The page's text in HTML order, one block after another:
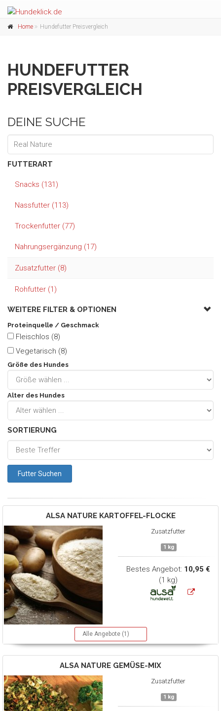
Home Hundefutter Preisvergleich
HUNDEFUTTER
PREISVERGLEICH
DEINE SUCHE
FUTTERART
Snacks (131)
Nassfutter (113)
Trockenfutter (77)
Nahrungsergänzung (17)
Zusatzfutter (8)
Rohfutter (1)
WEITERE FILTER & OPTIONEN
Proteinquelle / Geschmack
Fleischlos (8)
Vegetarisch (8)
Größe des Hundes
Alter des Hundes
SORTIERUNG
ALSA NATUREKARTOFFEL-FLOCKE
Zusatzfutter
1 kg
Bestes Angebot: 10,95 €
(1 kg)
Alle Angebote (1)
ALSA NATURE GEMÜSE-MIX
Zusatzfutter
1 kg